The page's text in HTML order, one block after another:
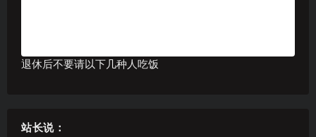
退休后不要请以下几种人吃饭
站长说：